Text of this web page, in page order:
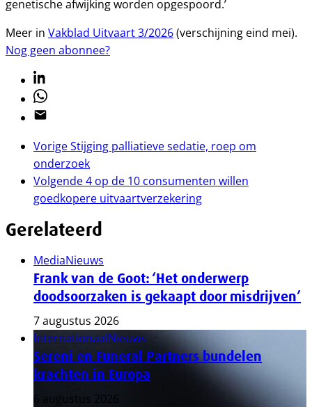
genetische afwijking worden opgespoord.’
Meer in Vakblad Uitvaart 3/2026(verschijning eind mei).
Nog geen abonnee?
Linkedin
Whatsapp
Email
VorigeStijging palliatieve sedatie, roep om
onderzoek
Volgende4 op de 10 consumenten willen
goedkopere uitvaartverzekering
Gerelateerd
MediaNieuws
Frank van de Goot: ‘Het onderwerp
doodsoorzaken is gekaapt door misdrijven’
7 augustus 2026
InternationaalNieuws
Sereni en Funeral Partners bundelen
krachten in Europa
6 augustus 2026